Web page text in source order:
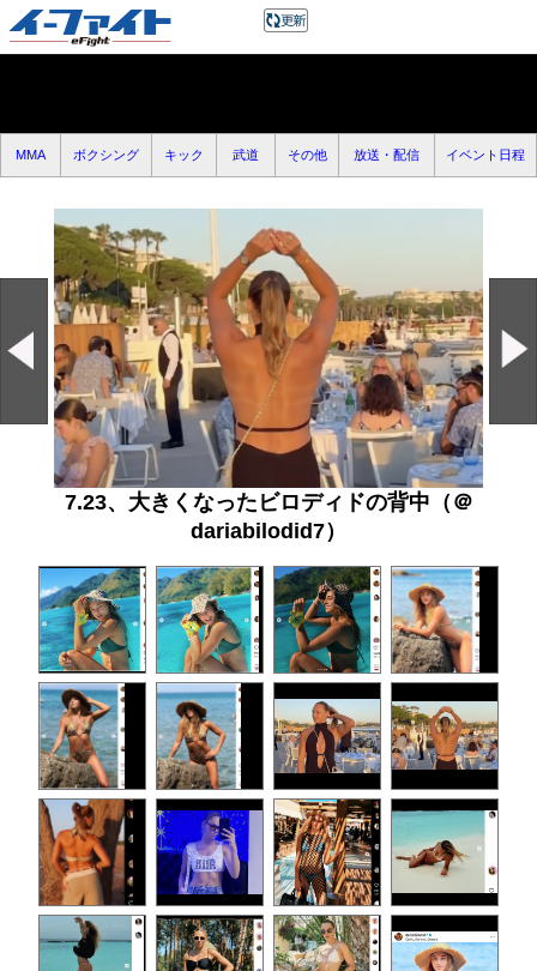
MMA ボクシング キック 武道 その他 放送・配信 イベント日程
7.23、大きくなったビロディドの背中（＠
dariabilodid7）